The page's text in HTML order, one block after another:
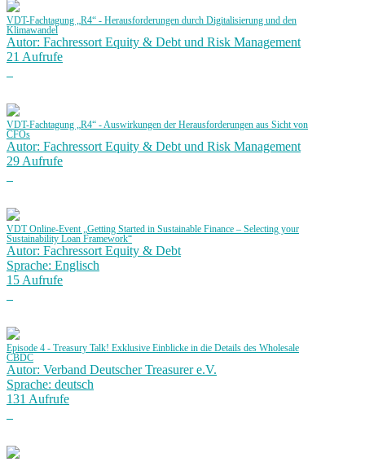
VDT-Fachtagung „R4“ - Herausforderungen durch Digitalisierung und den
Klimawandel
Autor: Fachressort Equity & Debt und Risk Management
21 Aufrufe
VDT-Fachtagung „R4“ - Auswirkungen der Herausforderungen aus Sicht von
CFOs
Autor: Fachressort Equity & Debt und Risk Management
29 Aufrufe
VDT Online-Event „Getting Started in Sustainable Finance – Selecting your
Sustainability Loan Framework“
Autor: Fachressort Equity & Debt
Sprache: Englisch
15 Aufrufe
Episode 4 - Treasury Talk! Exklusive Einblicke in die Details des Wholesale
CBDC
Autor: Verband Deutscher Treasurer e.V.
Sprache: deutsch
131 Aufrufe